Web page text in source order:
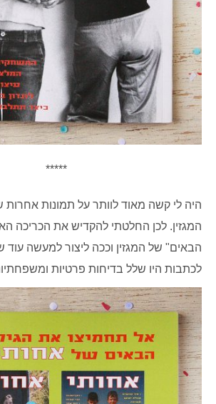
*****
היה לי קשה מאוד לוותר על תמונות
המגזין. לכן החלטתי להקדיש את הכריכה
הבאים" של המגזין וככה ליצור למעשה עוד
לכתבות היו שלל בדיחות פרטיות